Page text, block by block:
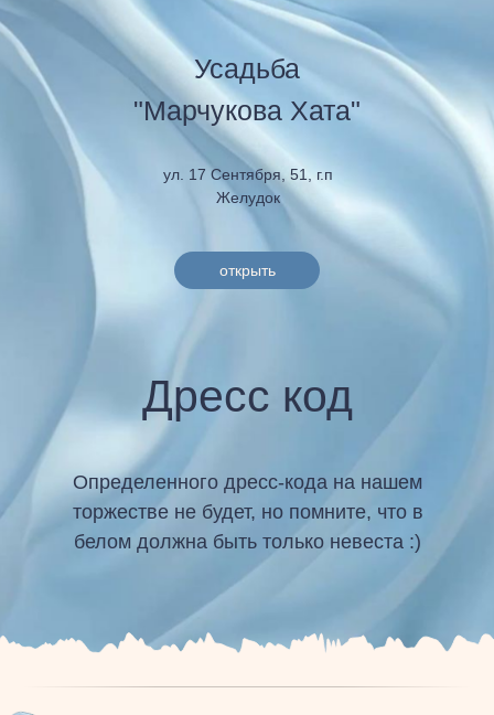
Усадьба
"Марчукова Хата"
ул. 17 Сентября, 51, г.п
Желудок
открыть
Дресс код
Определенного дресс-кода на нашем
торжестве не будет, но помните, что в
белом должна быть только невеста :)